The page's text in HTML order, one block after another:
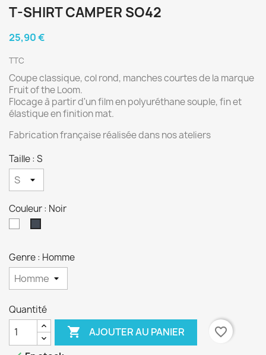
T-SHIRT CAMPER SO42
25,90 €
TTC
Coupe classique, col rond, manches courtes de la marque
Fruit of the Loom.
Flocage à partir d'un film en polyuréthane souple, fin et
élastique en finition mat.
Fabrication française réalisée dans nos ateliers
Taille : S
Couleur : Noir
Genre : Homme
Quantité
 AJOUTER AU PANIER
favorite_border